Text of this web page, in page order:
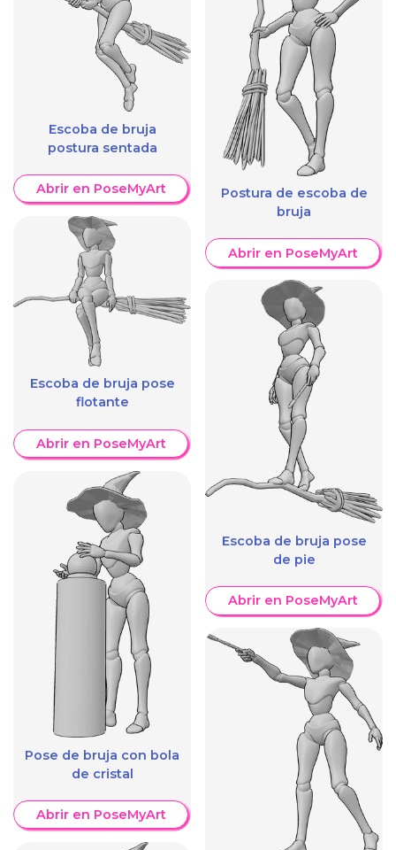
Escoba de bruja
postura sentada
Abrir en PoseMyArt
Escoba de bruja pose
flotante
Abrir en PoseMyArt
Pose de bruja con bola
de cristal
Abrir en PoseMyArt
Postura de escoba de
bruja
Abrir en PoseMyArt
Escoba de bruja pose
de pie
Abrir en PoseMyArt